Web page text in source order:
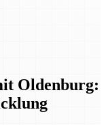
Oldenburg: